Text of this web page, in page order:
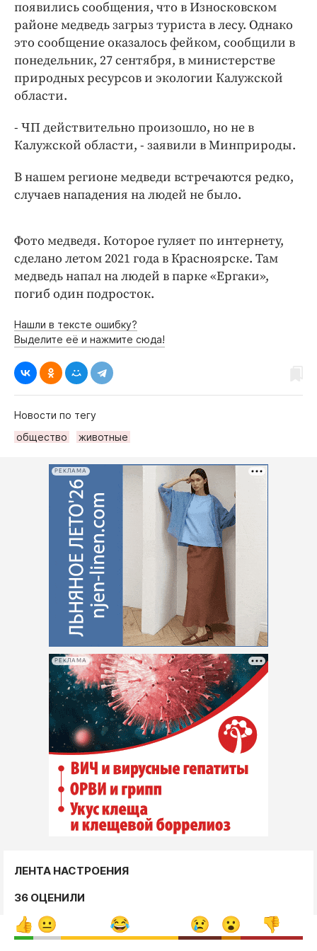
Интересное чтиво
Клиника года
Бренд года
Работодатель года
появились сообщения, что в Износковском
районе медведь загрыз туриста в лесу. Однако
это сообщение оказалось фейком, сообщили в
понедельник, 27 сентября, в министерстве
природных ресурсов и экологии Калужской
области.
- ЧП действительно произошло, но не в
Калужской области, - заявили в Минприроды.
В нашем регионе медведи встречаются редко,
случаев нападения на людей не было.
Фото медведя. Которое гуляет по интернету,
сделано летом 2021 года в Красноярске. Там
медведь напал на людей в парке «Ергаки»,
погиб один подросток.
Нашли в тексте ошибку?
Выделите её и нажмите сюда!
Новости по тегу
общество
животные
РЕКЛАМА
РЕКЛАМА
ЛЕНТА НАСТРОЕНИЯ
36 ОЦЕНИЛИ